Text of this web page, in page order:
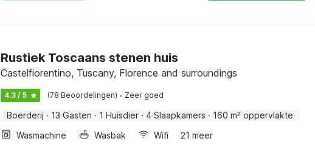
Rustiek Toscaans stenen huis
Castelfiorentino, Tuscany, Florence and surroundings
4.3 / 5 (78 Beoordelingen) · Zeer goed
Boerderij · 13 Gasten · 1 Huisdier · 4 Slaapkamers · 160 m² oppervlakte
Wasmachine
Wasbak Wifi
21 meer